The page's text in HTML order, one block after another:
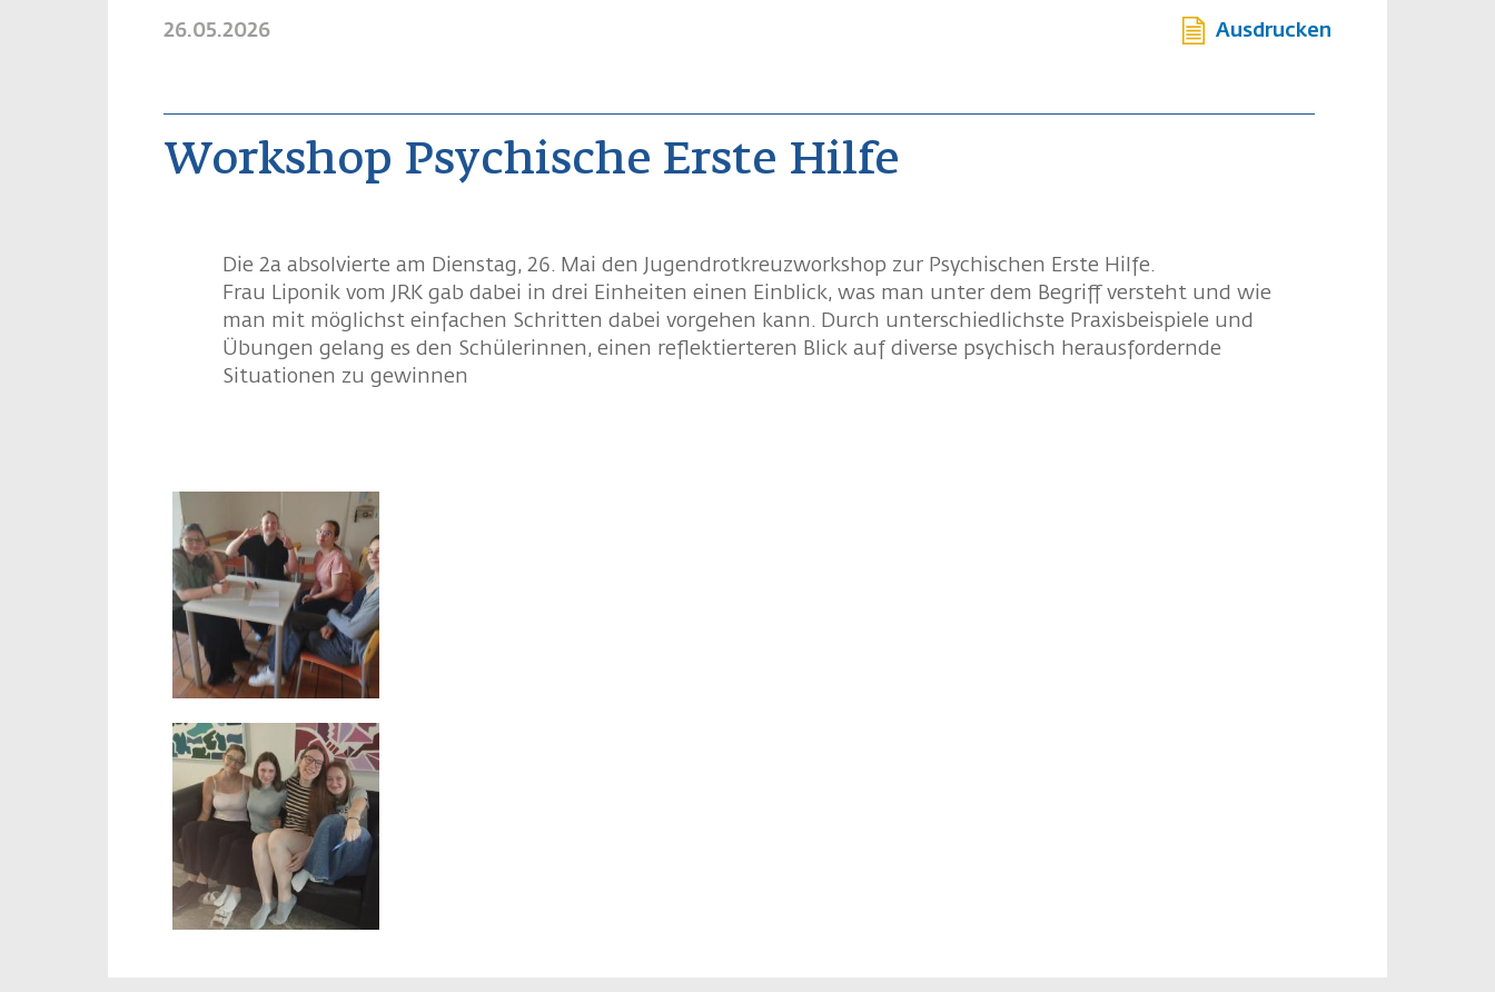
26.05.2026 Ausdrucken
Workshop Psychische Erste Hilfe
Die 2a absolvierte am Dienstag, 26. Mai den Jugendrotkreuzworkshop zur Psychischen Erste Hilfe.
Frau Liponik vom JRK gab dabei in drei Einheiten einen Einblick, was man unter dem Begriff versteht und wie
man mit möglichst einfachen Schritten dabei vorgehen kann. Durch unterschiedlichste Praxisbeispiele und
Übungen gelang es den Schülerinnen, einen reflektierteren Blick auf diverse psychisch herausfordernde
Situationen zu gewinnen